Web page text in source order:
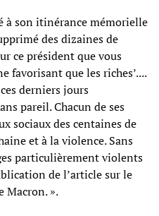
à son itinérance mémorielle
des dizaines de
ce président que vous
favorisant que les riches’....
derniers jours
pareil. Chacun de ses
sociaux des centaines de
et à la violence. Sans
particulièrement violents
de l’article sur le
Macron. ».